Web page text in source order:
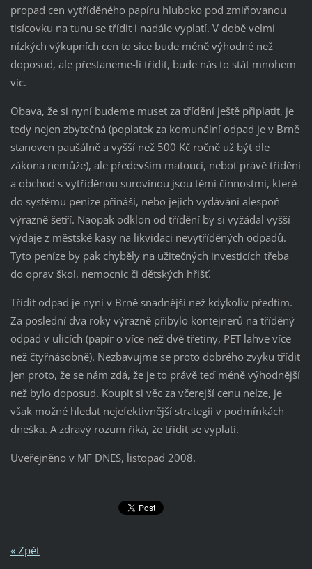
propad cen vytříděného papíru hluboko pod zmiňovanou
tisícovku na tunu se třídit i nadále vyplatí. V době velmi
nízkých výkupních cen to sice bude méně výhodné než
doposud, ale přestaneme-li třídit, bude nás to stát mnohem
víc.
Obava, že si nyní budeme muset za třídění ještě připlatit, je
tedy nejen zbytečná (poplatek za komunální odpad je v Brně
stanoven paušálně a vyšší než 500 Kč ročně už být dle
zákona nemůže), ale především matoucí, neboť právě třídění
a obchod s vytříděnou surovinou jsou těmi činnostmi, které
do systému peníze přináší, nebo jejich vydávání alespoň
výrazně šetří. Naopak odklon od třídění by si vyžádal vyšší
výdaje z městské kasy na likvidaci nevytříděných odpadů.
Tyto peníze by pak chyběly na užitečných investicích třeba
do oprav škol, nemocnic či dětských hřišť.
Třídit odpad je nyní v Brně snadnější než kdykoliv předtím.
Za poslední dva roky výrazně přibylo kontejnerů na tříděný
odpad v ulicích (papír o více než dvě třetiny, PET lahve více
než čtyřnásobně). Nezbavujme se proto dobrého zvyku třídit
jen proto, že se nám zdá, že je to právě teď méně výhodnější
než bylo doposud. Koupit si věc za včerejší cenu nelze, je
však možné hledat nejefektivnější strategii v podmínkách
dneška. A zdravý rozum říká, že třídit se vyplatí.
Uveřejněno v MF DNES, listopad 2008.
« Zpět